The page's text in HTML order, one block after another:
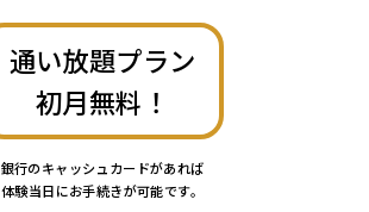
通い放題プラン
初月無料！
銀行のキャッシュカードがあれば
体験当日にお手続きが可能です。